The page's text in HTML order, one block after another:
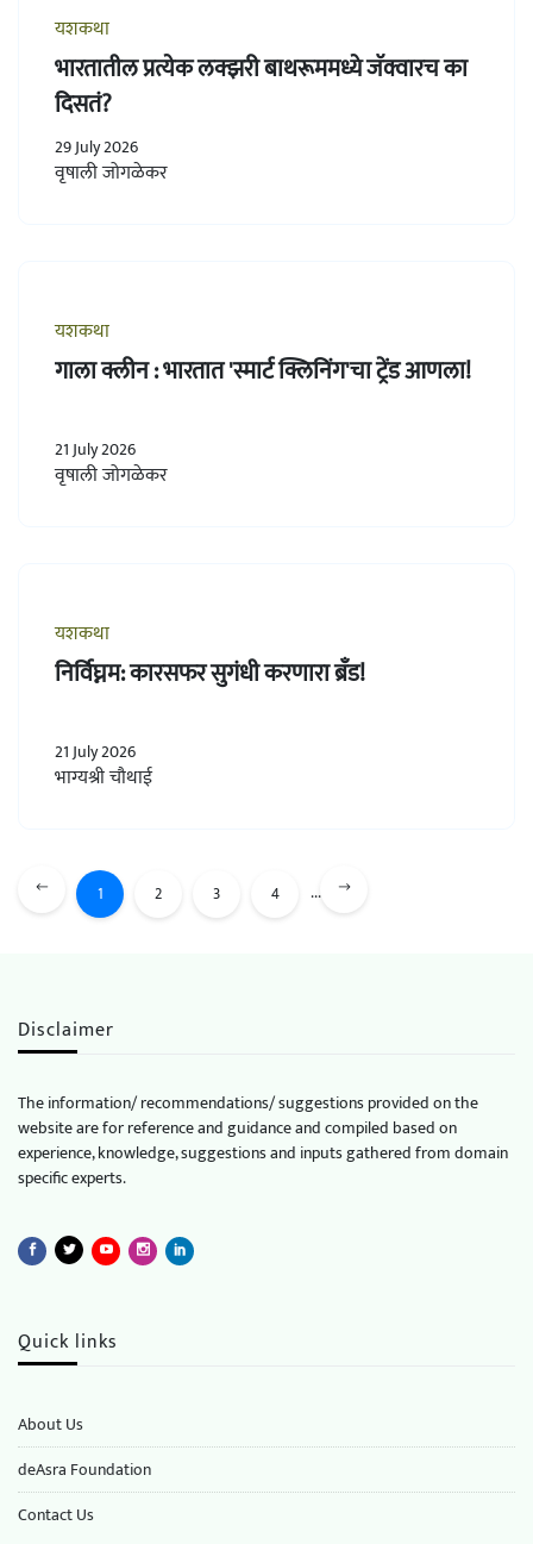
यशकथा
भारतातील प्रत्येक लक्झरी बाथरूममध्ये जॅक्वारच का
दिसतं?
29 July 2026
वृषाली जोगळेकर
यशकथा
गाला क्लीन : भारतात 'स्मार्ट क्लिनिंग'चा ट्रेंड आणला!
21 July 2026
वृषाली जोगळेकर
यशकथा
निर्विघ्नम: कारसफर सुगंधी करणारा ब्रँड!
21 July 2026
भाग्यश्री चौथाई
1 2 3 4 ...
Disclaimer
The information/ recommendations/ suggestions provided on the
website are for reference and guidance and compiled based on
experience, knowledge, suggestions and inputs gathered from domain
specific experts.
Quick links
About Us
deAsra Foundation
​​Contact Us